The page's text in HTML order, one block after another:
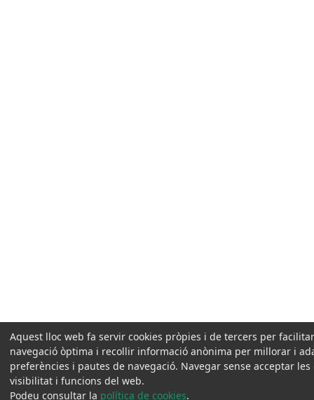
Aquest lloc web fa servir cookies pròpies i de tercers per
navegació òptima i recollir informació anònima per millorar i
preferències i pautes de navegació. Navegar sense acceptar
visibilitat i funcions del web.
Podeu consultar la política de cookies.